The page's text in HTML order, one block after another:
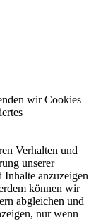
wir Cookies
Verhalten und
unserer
Inhalte anzuzeigen
können wir
abgleichen und
nur wenn